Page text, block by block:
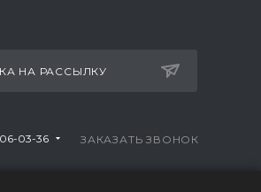
НА РАССЫЛКУ
03-36 ЗАКАЗАТЬ ЗВОНОК